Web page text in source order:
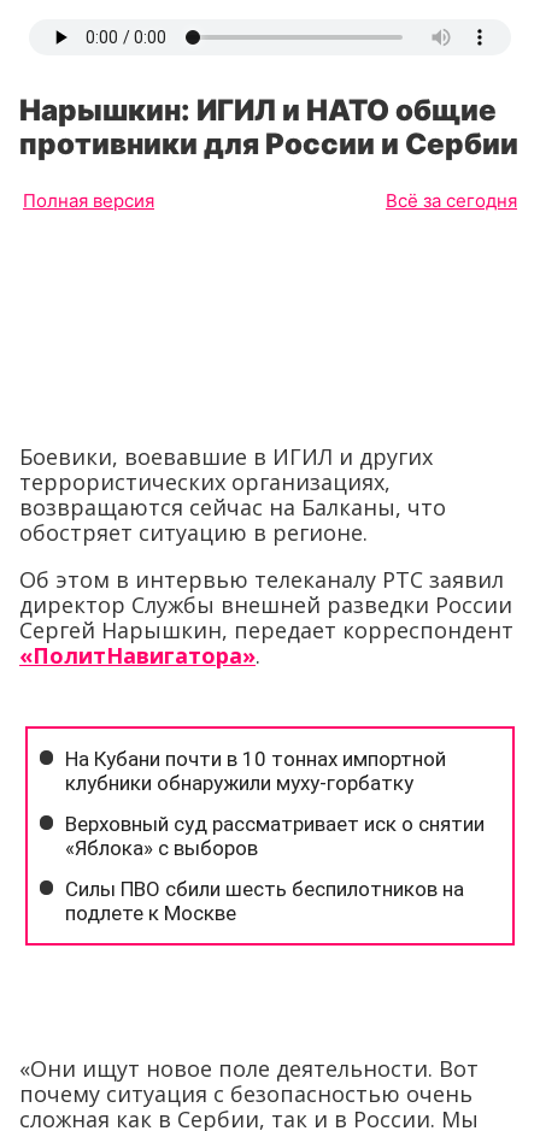
Нарышкин: ИГИЛ и НАТО общие
противники для России и Сербии
Полная версия Всё за сегодня
Боевики, воевавшие в ИГИЛ и других
террористических организациях,
возвращаются сейчас на Балканы, что
обостряет ситуацию в регионе.
Об этом в интервью телеканалу РТС заявил
директор Службы внешней разведки России
Сергей Нарышкин, передает корреспондент
«ПолитНавигатора».
«Они ищут новое поле деятельности. Вот
почему ситуация с безопасностью очень
сложная как в Сербии, так и в России. Мы